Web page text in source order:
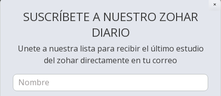
✕
SUSCRÍBETE A NUESTRO ZOHAR
DIARIO
Unete a nuestra lista para recibir el último estudio
del zohar directamente en tu correo